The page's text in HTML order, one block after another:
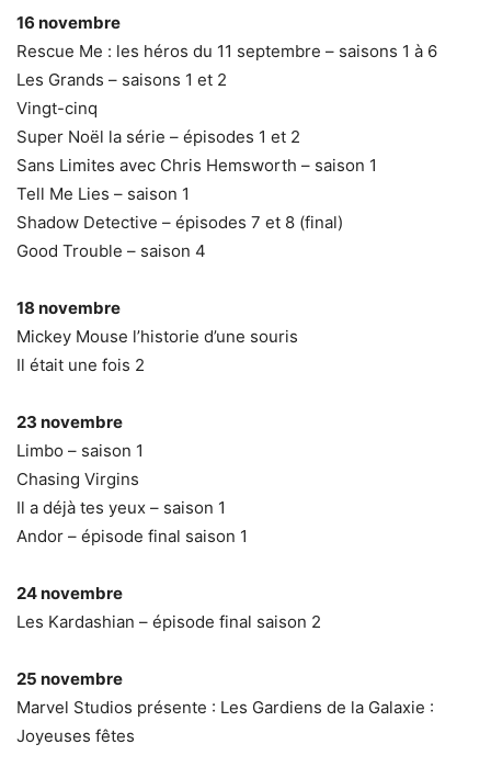
16 novembre
Rescue Me : les héros du 11 septembre – saisons 1 à 6
Les Grands – saisons 1 et 2
Vingt-cinq
Super Noël la série – épisodes 1 et 2
Sans Limites avec Chris Hemsworth – saison 1
Tell Me Lies – saison 1
Shadow Detective – épisodes 7 et 8 (final)
Good Trouble – saison 4
18 novembre
Mickey Mouse l’historie d’une souris
Il était une fois 2
23 novembre
Limbo – saison 1
Chasing Virgins
Il a déjà tes yeux – saison 1
Andor – épisode final saison 1
24 novembre
Les Kardashian – épisode final saison 2
25 novembre
Marvel Studios présente : Les Gardiens de la Galaxie :
Joyeuses fêtes